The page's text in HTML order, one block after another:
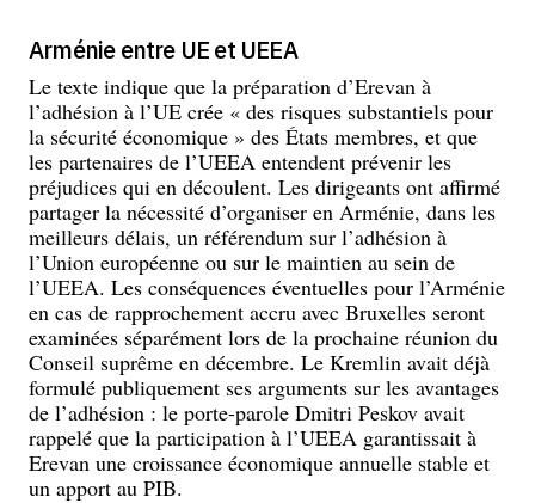
Arménie entre UE et UEEA
Le texte indique que la préparation d’Erevan à
l’adhésion à l’UE crée « des risques substantiels pour
la sécurité économique » des États membres, et que
les partenaires de l’UEEA entendent prévenir les
préjudices qui en découlent. Les dirigeants ont affirmé
partager la nécessité d’organiser en Arménie, dans les
meilleurs délais, un référendum sur l’adhésion à
l’Union européenne ou sur le maintien au sein de
l’UEEA. Les conséquences éventuelles pour l’Arménie
en cas de rapprochement accru avec Bruxelles seront
examinées séparément lors de la prochaine réunion du
Conseil suprême en décembre. Le Kremlin avait déjà
formulé publiquement ses arguments sur les avantages
de l’adhésion : le porte-parole Dmitri Peskov avait
rappelé que la participation à l’UEEA garantissait à
Erevan une croissance économique annuelle stable et
un apport au PIB.